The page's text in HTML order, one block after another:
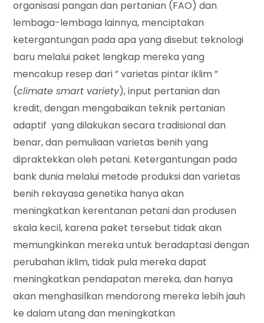
organisasi pangan dan pertanian (FAO) dan
lembaga-lembaga lainnya, menciptakan
ketergantungan pada apa yang disebut teknologi
baru melalui paket lengkap mereka yang
mencakup resep dari ” varietas pintar iklim ”
(climate smart variety), input pertanian dan
kredit, dengan mengabaikan teknik pertanian
adaptif yang dilakukan secara tradisional dan
benar, dan pemuliaan varietas benih yang
dipraktekkan oleh petani. Ketergantungan pada
bank dunia melalui metode produksi dan varietas
benih rekayasa genetika hanya akan
meningkatkan kerentanan petani dan produsen
skala kecil, karena paket tersebut tidak akan
memungkinkan mereka untuk beradaptasi dengan
perubahan iklim, tidak pula mereka dapat
meningkatkan pendapatan mereka, dan hanya
akan menghasilkan mendorong mereka lebih jauh
ke dalam utang dan meningkatkan